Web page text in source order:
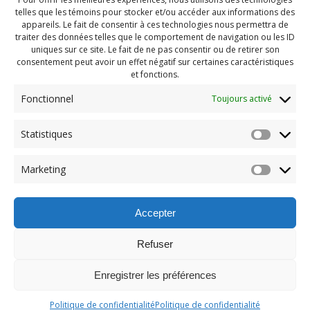
telles que les témoins pour stocker et/ou accéder aux informations des
appareils. Le fait de consentir à ces technologies nous permettra de
traiter des données telles que le comportement de navigation ou les ID
uniques sur ce site. Le fait de ne pas consentir ou de retirer son
consentement peut avoir un effet négatif sur certaines caractéristiques
et fonctions.
Fonctionnel Toujours activé
Statistiques
Marketing
Accepter
Refuser
Enregistrer les préférences
Politique de confidentialitéPolitique de confidentialité
Navigation
de
l'article
Previous
Pendragon Mai 2023 (45)
© 2026 Maison des Jeunes de Boucherville.